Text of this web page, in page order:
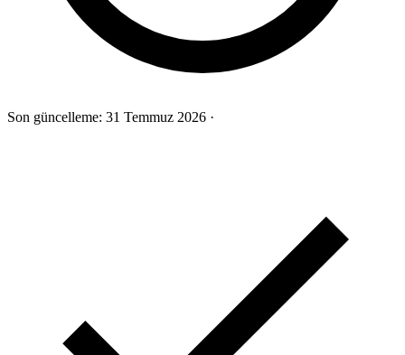
Son güncelleme: 31 Temmuz 2026 ·